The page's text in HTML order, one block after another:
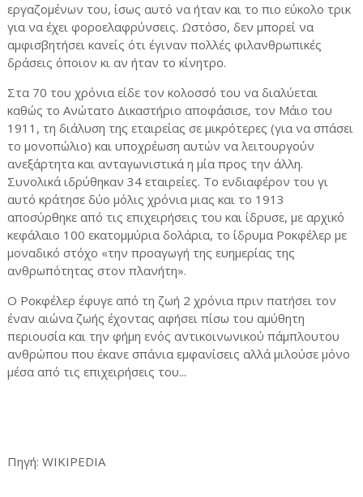
εργαζομένων του, ίσως αυτό να ήταν και το πιο εύκολο τρικ
για να έχει φοροελαφρύνσεις. Ωστόσο, δεν μπορεί να
αμφισβητήσει κανείς ότι έγιναν πολλές φιλανθρωπικές
δράσεις όποιον κι αν ήταν το κίνητρο.
Στα 70 του χρόνια είδε τον κολοσσό του να διαλύεται
καθώς το Ανώτατο Δικαστήριο αποφάσισε, τον Μάιο του
1911, τη διάλυση της εταιρείας σε μικρότερες (για να σπάσει
το μονοπώλιο) και υποχρέωση αυτών να λειτουργούν
ανεξάρτητα και ανταγωνιστικά η μία προς την άλλη.
Συνολικά ιδρύθηκαν 34 εταιρείες. Το ενδιαφέρον του γι
αυτό κράτησε δύο μόλις χρόνια μιας και το 1913
αποσύρθηκε από τις επιχειρήσεις του και ίδρυσε, με αρχικό
κεφάλαιο 100 εκατομμύρια δολάρια, το ίδρυμα Ροκφέλερ με
μοναδικό στόχο «την προαγωγή της ευημερίας της
ανθρωπότητας στον πλανήτη».
Ο Ροκφέλερ έφυγε από τη ζωή 2 χρόνια πριν πατήσει τον
έναν αιώνα ζωής έχοντας αφήσει πίσω του αμύθητη
περιουσία και την φήμη ενός αντικοινωνικού πάμπλουτου
ανθρώπου που έκανε σπάνια εμφανίσεις αλλά μιλούσε μόνο
μέσα από τις επιχειρήσεις του...
Πηγή: WIKIPEDIA